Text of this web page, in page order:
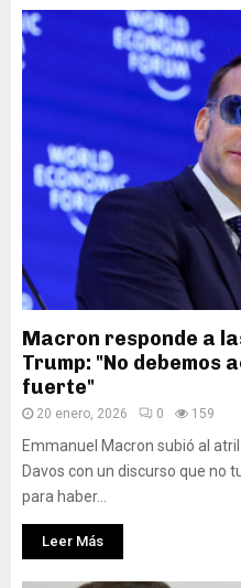
Macron responde a
Trump: "No debemos
fuerte"
20 enero, 2026 0 159
Emmanuel Macron subió al
Davos con un discurso que no
para haber...
Leer Más